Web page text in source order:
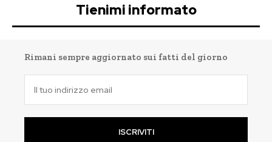
Tienimi informato
Rimani sempre aggiornato sui fatti del giorno
ISCRIVITI